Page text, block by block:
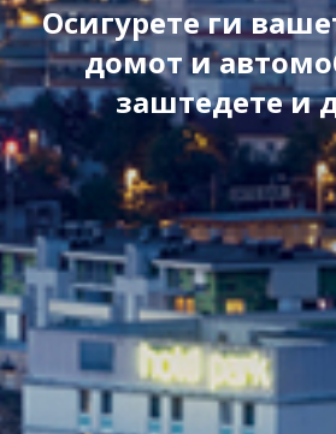
Осигурете ги
домот и
заштедете и